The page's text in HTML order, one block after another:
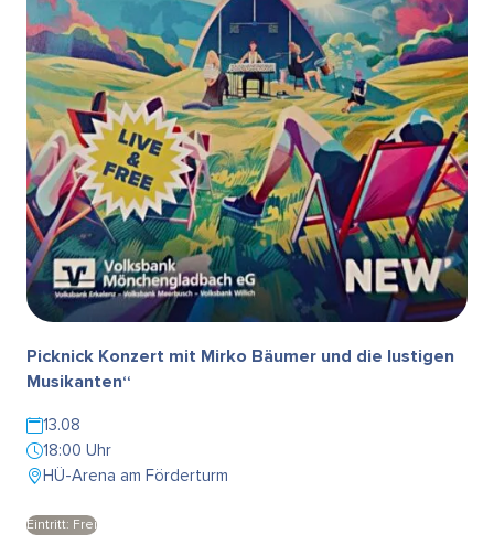
Picknick Konzert mit Mirko Bäumer und die lustigen
Musikanten“
13.08
18:00 Uhr
HÜ-Arena am Förderturm
Eintritt: Frei